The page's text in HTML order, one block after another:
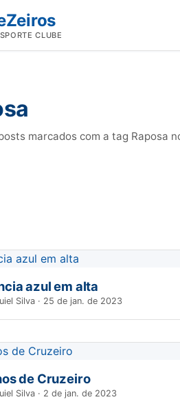
CLUBE
marcados com a tag Raposa
azul em alta
Silva · 25 de jan. de 2023
de Cruzeiro
Silva · 2 de jan. de 2023